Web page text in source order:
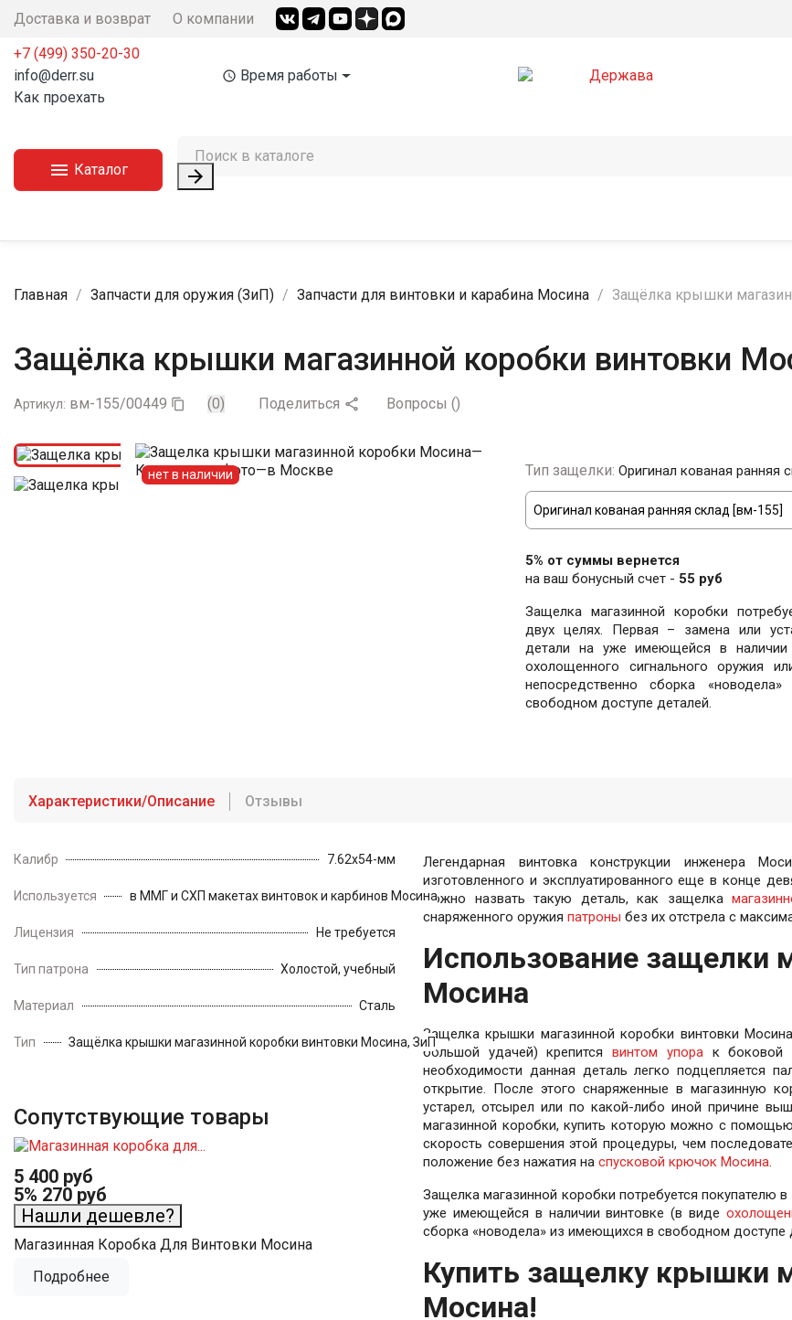
Доставка и возврат О компании
+7 (499) 350-20-30
info@derr.su
Как проехать
access_time Время работы
 Каталог 
Главная Запчасти для оружия (ЗиП) Запчасти для винтовки и карабина Мосина Защёлка крышки
Защёлка крышки магазинной коробки винтовки
Артикул: вм-155/00449  (0) Поделиться  Вопросы ()
нет в наличии Тип защелки: Оригинал кованая ранняя
5% от суммы вернется
на ваш бонусный счет - 55 руб
Защелка магазинной коробки
двух целях. Первая – замена или
детали на уже имеющейся в наличии
охолощенного сигнального оружия
непосредственно сборка
свободном доступе деталей.
Характеристики/Описание Отзывы
Калибр 7.62х54-мм
Используется в ММГ и СХП макетах винтовок и карбинов Мосина
Лицензия Не требуется
Тип патрона Холостой, учебный
Материал Сталь
Тип Защёлка крышки магазинной коробки винтовки Мосина, ЗиП
Сопутствующие товары
5 400 руб
5% 270 руб
Нашли дешевле?
Магазинная Коробка Для Винтовки Мосина
Подробнее
5% 15 руб
Нашли дешевле?
Подробнее
Легендарная винтовка конструкции инженера
изготовленного и эксплуатированного еще в конце
можно назвать такую деталь, как защелка
снаряженного оружия патроны без их отстрела с
Использование защелки
Мосина
Защелка крышки магазинной коробки винтовки
большой удачей) крепитсявинтом упорак боковой
необходимости данная деталь легко подцепляется
открытие. После этого снаряженные в магазинную
устарел, отсырел или по какой-либо иной причине
магазинной коробки, купить которую можно с
скорость совершения этой процедуры, чем
положение без нажатия на спусковой крючок Мосина.
Защелка магазинной коробки потребуется покупателю
уже имеющейся в наличии винтовке (в виде
сборка «новодела» из имеющихся в свободном доступе
Купить защелку крышки
Мосина!